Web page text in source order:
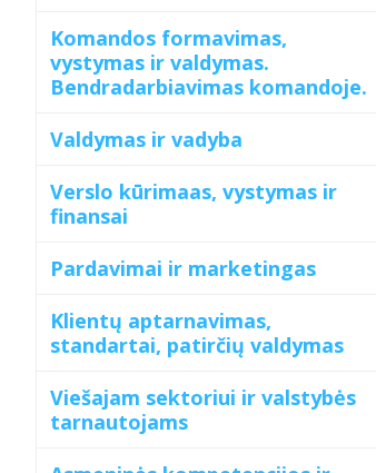
Komandos formavimas,
vystymas ir valdymas.
Bendradarbiavimas komandoje.
Valdymas ir vadyba
Verslo kūrimaas, vystymas ir
finansai
Pardavimai ir marketingas
Klientų aptarnavimas,
standartai, patirčių valdymas
Viešajam sektoriui ir valstybės
tarnautojams